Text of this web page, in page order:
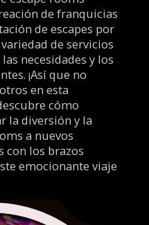
de franquicias
de escapes por
de servicios
necesidades y los
¡Así que no
en esta
cómo
la diversión y la
a nuevos
con los brazos
emocionante viaje